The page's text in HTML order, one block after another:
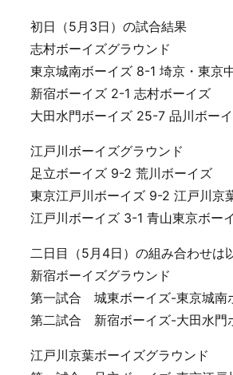
初日（5月3日）の試合結果
志村ボーイズグラウンド
東京城南ボーイズ 8-1 埼京・東京
新宿ボーイズ 2-1 志村ボーイズ
大田水門ボーイズ 25-7 品川ボー
江戸川ボーイズグラウンド
足立ボーイズ 9-2 荒川ボーイズ
東京江戸川ボーイズ 9-2 江戸川京
江戸川ボーイズ 3-1 青山東京ボー
二日目（5月4日）の組み合わせは
新宿ボーイズグラウンド
第一試合 城東ボーイズ-東京城南
第二試合 新宿ボーイズ-大田水門
江戸川京葉ボーイズグラウンド